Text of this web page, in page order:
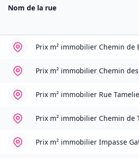
Nom de la rue
Prix m² immobilier Chemin de
Prix m² immobilier Chemin
Prix m² immobilier Rue
Prix m² immobilier Chemin de
Prix m² immobilier Impasse